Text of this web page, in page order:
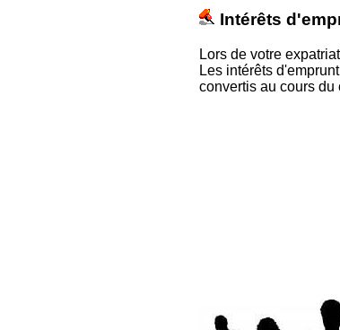
Intérêts
Lors de votre
Les intérêts
convertis au cours du